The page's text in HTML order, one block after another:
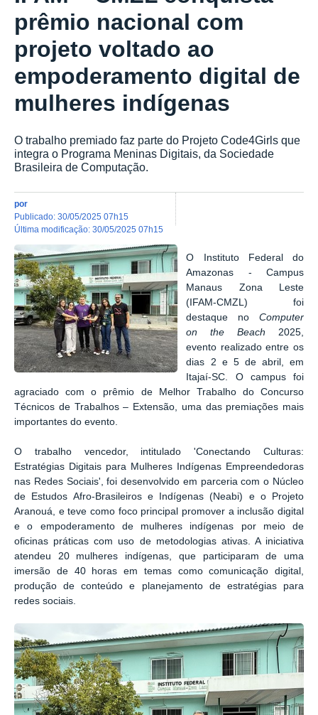
prêmio nacional com
projeto voltado ao
empoderamento digital de
mulheres indígenas
O trabalho premiado faz parte do Projeto Code4Girls que
integra o Programa Meninas Digitais, da Sociedade
Brasileira de Computação.
por
publicado: 30/05/2025 07h15
última modificação: 30/05/2025 07h15
O Instituto Federal do
Amazonas - Campus
Manaus Zona Leste
(IFAM-CMZL) foi
destaque no Computer
on the Beach 2025,
evento realizado entre os
dias 2 e 5 de abril, em
Itajaí-SC. O campus foi
agraciado com o prêmio de Melhor Trabalho do Concurso
Técnicos de Trabalhos – Extensão, uma das premiações mais
importantes do evento.
O trabalho vencedor, intitulado 'Conectando Culturas:
Estratégias Digitais para Mulheres Indígenas Empreendedoras
nas Redes Sociais', foi desenvolvido em parceria com o Núcleo
de Estudos Afro-Brasileiros e Indígenas (Neabi) e o Projeto
Aranouá, e teve como foco principal promover a inclusão digital
e o empoderamento de mulheres indígenas por meio de
oficinas práticas com uso de metodologias ativas. A iniciativa
atendeu 20 mulheres indígenas, que participaram de uma
imersão de 40 horas em temas como comunicação digital,
produção de conteúdo e planejamento de estratégias para
redes sociais.